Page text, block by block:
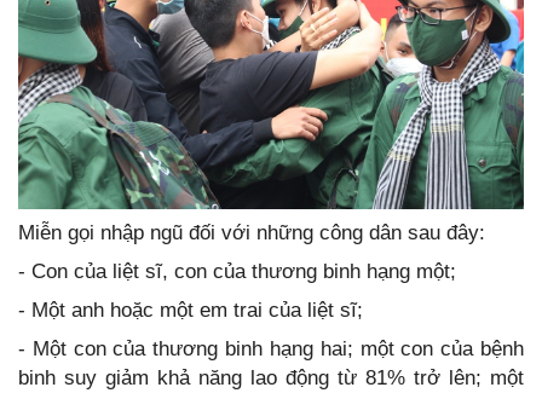
Miễn gọi nhập ngũ đối với những công dân sau đây:
- Con của liệt sĩ, con của thương binh hạng một;
- Một anh hoặc một em trai của liệt sĩ;
- Một con của thương binh hạng hai; một con của bệnh
binh suy giảm khả năng lao động từ 81% trở lên; một